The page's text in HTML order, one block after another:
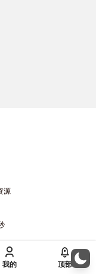
源
我的 顶部